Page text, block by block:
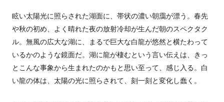
眩い太陽光に照らされた湖面に、帯状の濃い朝靄が漂う。春先
や秋の初め、よく晴れた夜の放射冷却が生んだ朝のスペクタク
ル。無風の広大な湖に、まるで巨大な白龍が悠然と横たわって
いるかのような鏡面だ。湖に龍が棲むという言い伝えは、きっ
とこんな事象から生まれたのかもと思い至って、感じ入る。白
い龍の体は、太陽の光に照らされて、刻一刻と変化し蠢く。